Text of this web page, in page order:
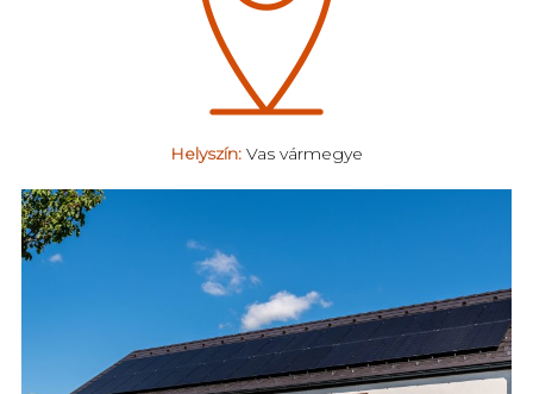
Helyszín: Vas vármegye